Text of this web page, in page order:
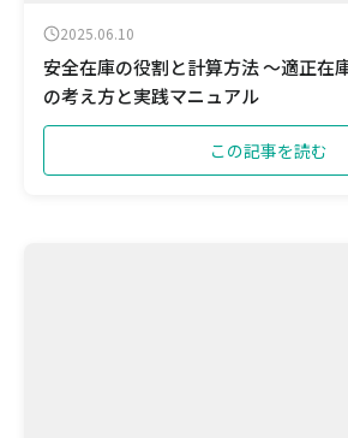
2025.06.10
安全在庫の役割と計算方法 ～適正在
の考え方と実践マニュアル
この記事を読む